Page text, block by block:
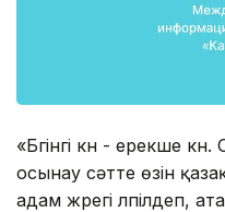
«Бүгінгі күн - ерекше
осынау сәтте өзін
адам жүрегі лүпілдеп,